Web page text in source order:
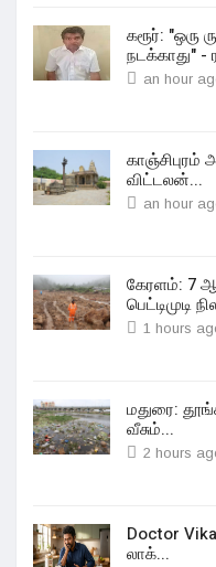
கரூர்: "ஒரு
நடக்காது" -
an hour
காஞ்சிபுரம்
விட்டலன்...
an hour
கேரளம்: 7
பெட்டிமுடி
1 hours
மதுரை:
வீசும்...
2 hours
Doctor
லாக்...